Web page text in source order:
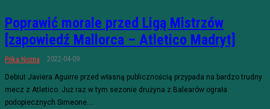
Poprawić morale przed Ligą Mistrzów
[zapowiedź Mallorca – Atletico Madryt]
Piłka Nożna 2022-04-09
Debiut Javiera Aguirre przed własną publicznością przypada na bardzo trudny
mecz z Atletico. Już raz w tym sezonie drużyna z Balearów ograła
podopiecznych Simeone....